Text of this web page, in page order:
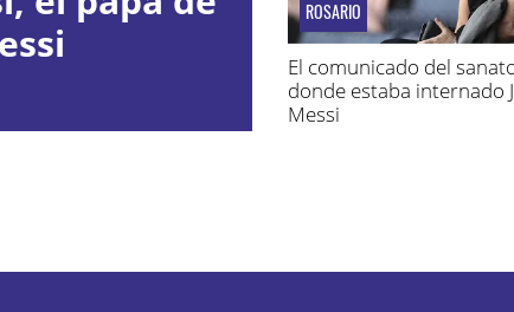
ROSARIO
El comunicado del
donde estaba internado
Messi